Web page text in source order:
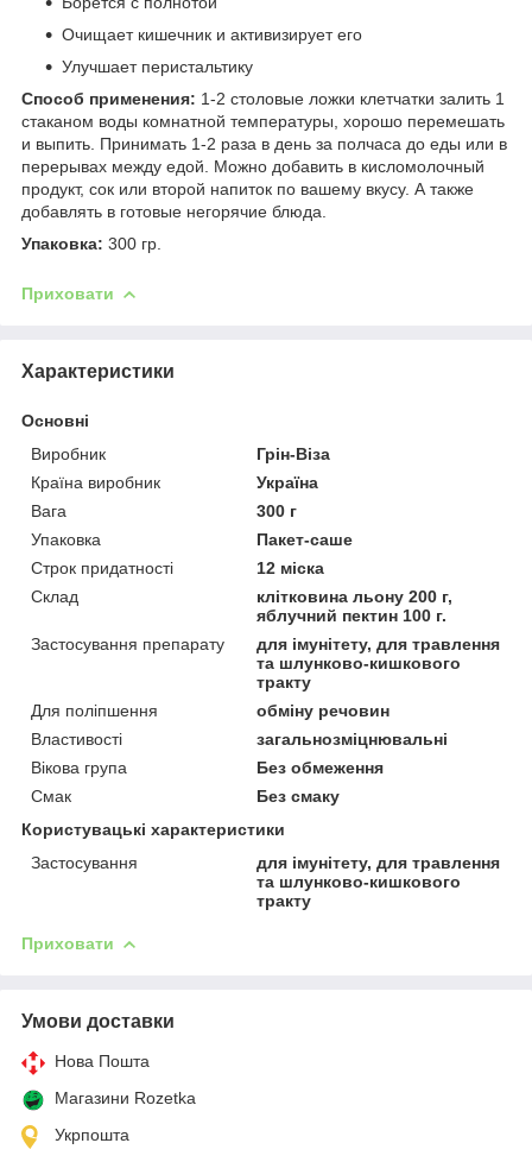
Очищает кишечник и активизирует его
Улучшает перистальтику
Способ применения: 1-2 столовые ложки клетчатки залить 1
стаканом воды комнатной температуры, хорошо перемешать
и выпить. Принимать 1-2 раза в день за полчаса до еды или в
перерывах между едой. Можно добавить в кисломолочный
продукт, сок или второй напиток по вашему вкусу. А также
добавлять в готовые негорячие блюда.
Упаковка: 300 гр.
Приховати
Характеристики
Основні
Виробник
Грін-Віза
Країна виробник
Україна
Вага
300 г
Упаковка
Пакет-саше
Строк придатності
12 міска
Склад
клітковина льону 200 г,
яблучний пектин 100 г.
Застосування препарату
для імунітету, для травлення
та шлунково-кишкового
тракту
Для поліпшення
обміну речовин
Властивості
загальнозміцнювальні
Вікова група
Без обмеження
Смак
Без смаку
Користувацькі характеристики
Застосування
для імунітету, для травлення
та шлунково-кишкового
тракту
Приховати
Умови доставки
Нова Пошта
Магазини Rozetka
Укрпошта